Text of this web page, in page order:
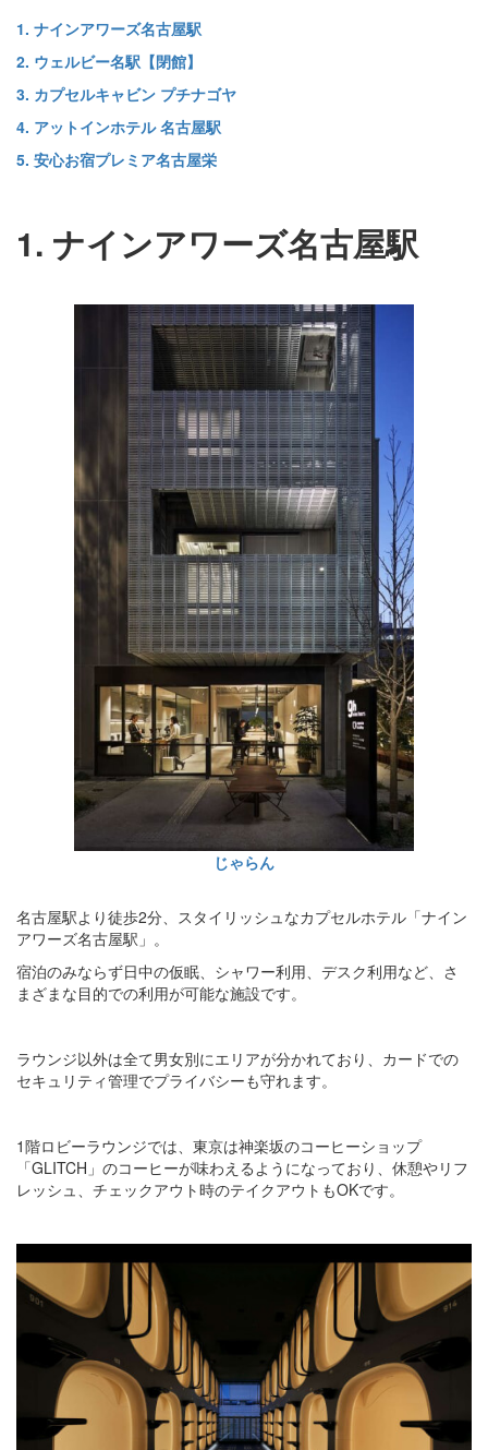
1. ナインアワーズ名古屋駅
2. ウェルビー名駅【閉館】
3. カプセルキャビン プチナゴヤ
4. アットインホテル 名古屋駅
5. 安心お宿プレミア名古屋栄
1. ナインアワーズ名古屋駅
じゃらん
名古屋駅より徒歩2分、スタイリッシュなカプセルホテル「ナイン
アワーズ名古屋駅」。
宿泊のみならず日中の仮眠、シャワー利用、デスク利用など、さ
まざまな目的での利用が可能な施設です。
ラウンジ以外は全て男女別にエリアが分かれており、カードでの
セキュリティ管理でプライバシーも守れます。
1階ロビーラウンジでは、東京は神楽坂のコーヒーショップ
「GLITCH」のコーヒーが味わえるようになっており、休憩やリフ
レッシュ、チェックアウト時のテイクアウトもOKです。